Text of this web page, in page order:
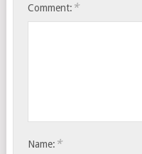
Comment: *
Name: *